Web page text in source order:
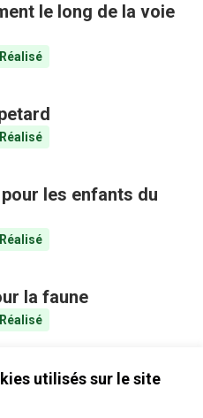
utilisés sur le site
le long de la voie
Réalisé
Réalisé
les enfants du
Réalisé
la faune
Réalisé